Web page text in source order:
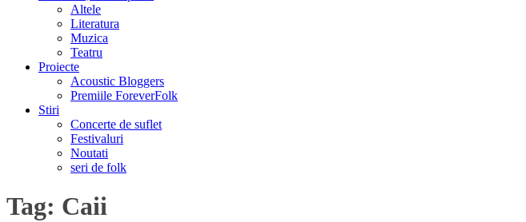
Altele
Literatura
Muzica
Teatru
Proiecte
Acoustic Bloggers
Premiile ForeverFolk
Stiri
Concerte de suflet
Festivaluri
Noutati
seri de folk
Tag: Caii